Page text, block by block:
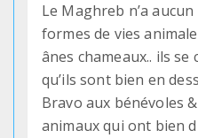
Le Maghreb n’a
formes de vies
ânes chameaux.. ils
qu’ils sont bien en
Bravo aux bénévoles
animaux qui ont bien